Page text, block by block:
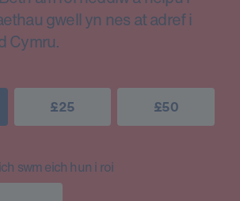
gwell yn nes at adref i
Cymru.
£25 £50
swm eich hun i roi